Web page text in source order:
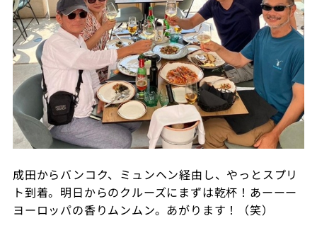
成田からバンコク、ミュンヘン経由し、やっとスプリ
ト到着。明日からのクルーズにまずは乾杯！あーーー
ヨーロッパの香りムンムン。あがります！（笑）